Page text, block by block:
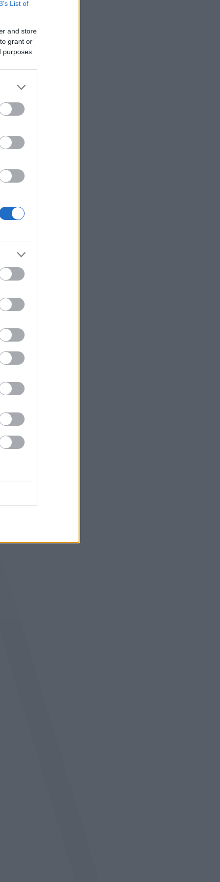
List of
and store
grant or
purposes